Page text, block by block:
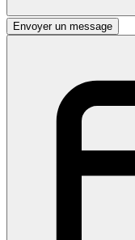
Envoyer un message